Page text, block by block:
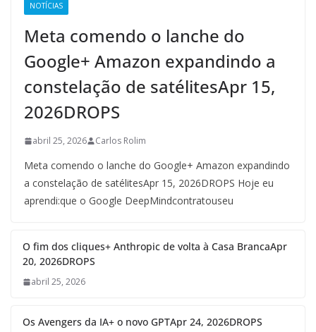
NOTÍCIAS
Meta comendo o lanche do
Google+ Amazon expandindo a
constelação de satélitesApr 15,
2026DROPS
abril 25, 2026 Carlos Rolim
Meta comendo o lanche do Google+ Amazon expandindo
a constelação de satélitesApr 15, 2026DROPS Hoje eu
aprendi:que o Google DeepMindcontratouseu
O fim dos cliques+ Anthropic de volta à Casa BrancaApr
20, 2026DROPS
abril 25, 2026
Os Avengers da IA+ o novo GPTApr 24, 2026DROPS